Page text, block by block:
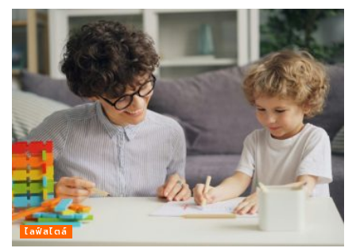
ไลฟ์สไตล์